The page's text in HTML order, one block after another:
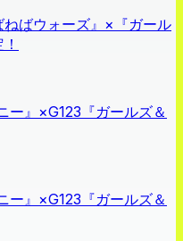
ねばウォーズ』×『ガール
ー』×G123『ガールズ＆
ー』×G123『ガールズ＆